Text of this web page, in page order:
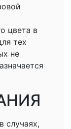
цвета в
тех
не
случаях,